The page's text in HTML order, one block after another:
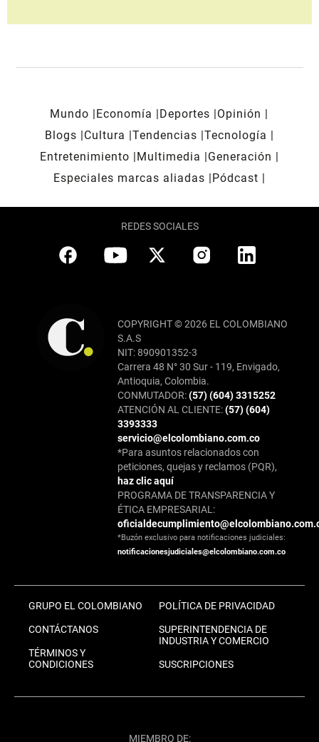
Mundo Economía Deportes
Opinión
Blogs
Cultura Tendencias Tecnología
Entretenimiento
Multimedia
Generación
Especiales marcas aliadas
Pódcast
REDES SOCIALES
COPYRIGHT © 2026 EL COLOMBIANO
S.A.S
NIT: 890901352-3
Carrera 48 N° 30 Sur - 119, Envigado,
Antioquia, Colombia.
CONMUTADOR:(57) (604) 3315252
ATENCIÓN AL CLIENTE:(57) (604)
3393333
servicio@elcolombiano.com.co
*Para asuntos relacionados con
peticiones, quejas y reclamos (PQR),
haz clic aquí
PROGRAMA DE TRANSPARENCIA Y
ÉTICA EMPRESARIAL:
*Buzón exclusivo para notificaciones judiciales:
notificacionesjudiciales@elcolombiano.com.co
GRUPO EL COLOMBIANO
CONTÁCTANOS
TÉRMINOS Y
CONDICIONES
POLÍTICA DE PRIVACIDAD
SUPERINTENDENCIA DE
INDUSTRIA Y COMERCIO
SUSCRIPCIONES
MIEMBRO DE: